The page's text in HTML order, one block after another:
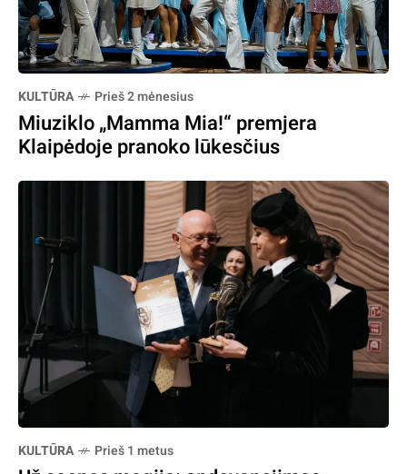
KULTŪRA Prieš 2 mėnesius
Miuziklo „Mamma Mia!“ premjera
Klaipėdoje pranoko lūkesčius
KULTŪRA Prieš 1 metus